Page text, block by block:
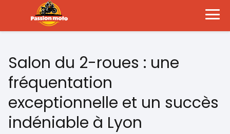
Salon du 2-roues : une
fréquentation
exceptionnelle et un succès
indéniable à Lyon